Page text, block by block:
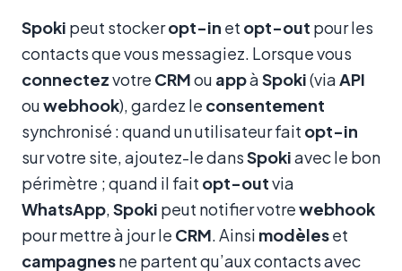
Spoki peut stockeropt-in et opt-out pour les
contacts que vous messagiez. Lorsque vous
connectezvotre CRMou appàSpoki(viaAPI
ouwebhook), gardez le consentement
synchronisé : quand un utilisateur fait opt-in
sur votre site, ajoutez-le dansSpokiavec le bon
périmètre ; quand il fait opt-outvia
WhatsApp,Spoki peut notifier votrewebhook
pour mettre à jour le CRM. Ainsi modèleset
campagnesne partent qu’aux contacts avec